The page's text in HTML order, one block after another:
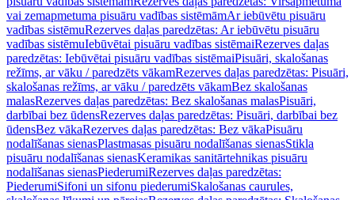
vai zemapmetuma pisuāru vadības sistēmāmAr iebūvētu pisuāru
vadības sistēmuRezerves daļas paredzētas: Ar iebūvētu pisuāru
vadības sistēmuIebūvētai pisuāru vadības sistēmaiRezerves daļas
paredzētas: Iebūvētai pisuāru vadības sistēmaiPisuāri, skalošanas
režīms, ar vāku / paredzēts vākamRezerves daļas paredzētas: Pisuāri,
skalošanas režīms, ar vāku / paredzēts vākamBez skalošanas
malasRezerves daļas paredzētas: Bez skalošanas malasPisuāri,
darbībai bez ūdensRezerves daļas paredzētas: Pisuāri, darbībai bez
ūdensBez vākaRezerves daļas paredzētas: Bez vākaPisuāru
nodalīšanas sienasPlastmasas pisuāru nodalīšanas sienasStikla
pisuāru nodalīšanas sienasKeramikas sanitārtehnikas pisuāru
nodalīšanas sienasPiederumiRezerves daļas paredzētas:
PiederumiSifoni un sifonu piederumiSkalošanas caurules,